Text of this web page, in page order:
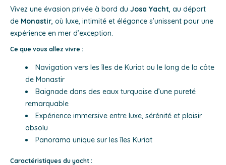
Vivez une évasion privée à bord du Josa Yacht, au départ
de Monastir, où luxe, intimité et élégance s’unissent pour une
expérience en mer d’exception.
Ce que vous allez vivre :
Navigation vers les îles de Kuriat ou le long de la côte
de Monastir
Baignade dans des eaux turquoise d’une pureté
remarquable
Expérience immersive entre luxe, sérénité et plaisir
absolu
Panorama unique sur les îles Kuriat
Caractéristiques du yacht :